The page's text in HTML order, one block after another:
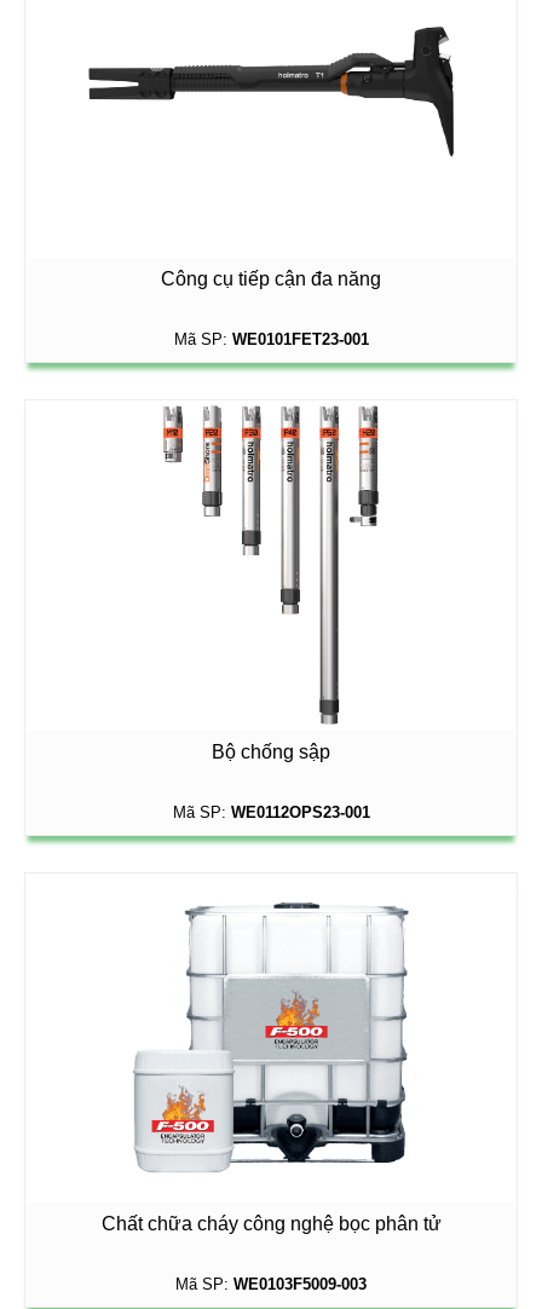
Công cụ tiếp cận đa năng
Mã SP: WE0101FET23-001
Bộ chống sập
Mã SP: WE0112OPS23-001
Chất chữa cháy công nghệ bọc phân tử
Mã SP: WE0103F5009-003